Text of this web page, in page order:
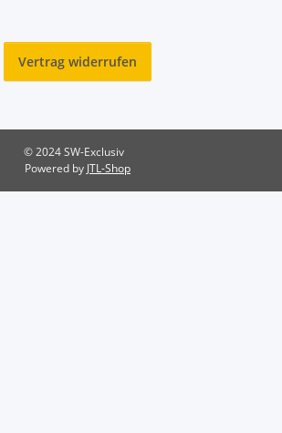
Vertrag widerrufen
© 2024 SW-Exclusiv
Powered by JTL-Shop